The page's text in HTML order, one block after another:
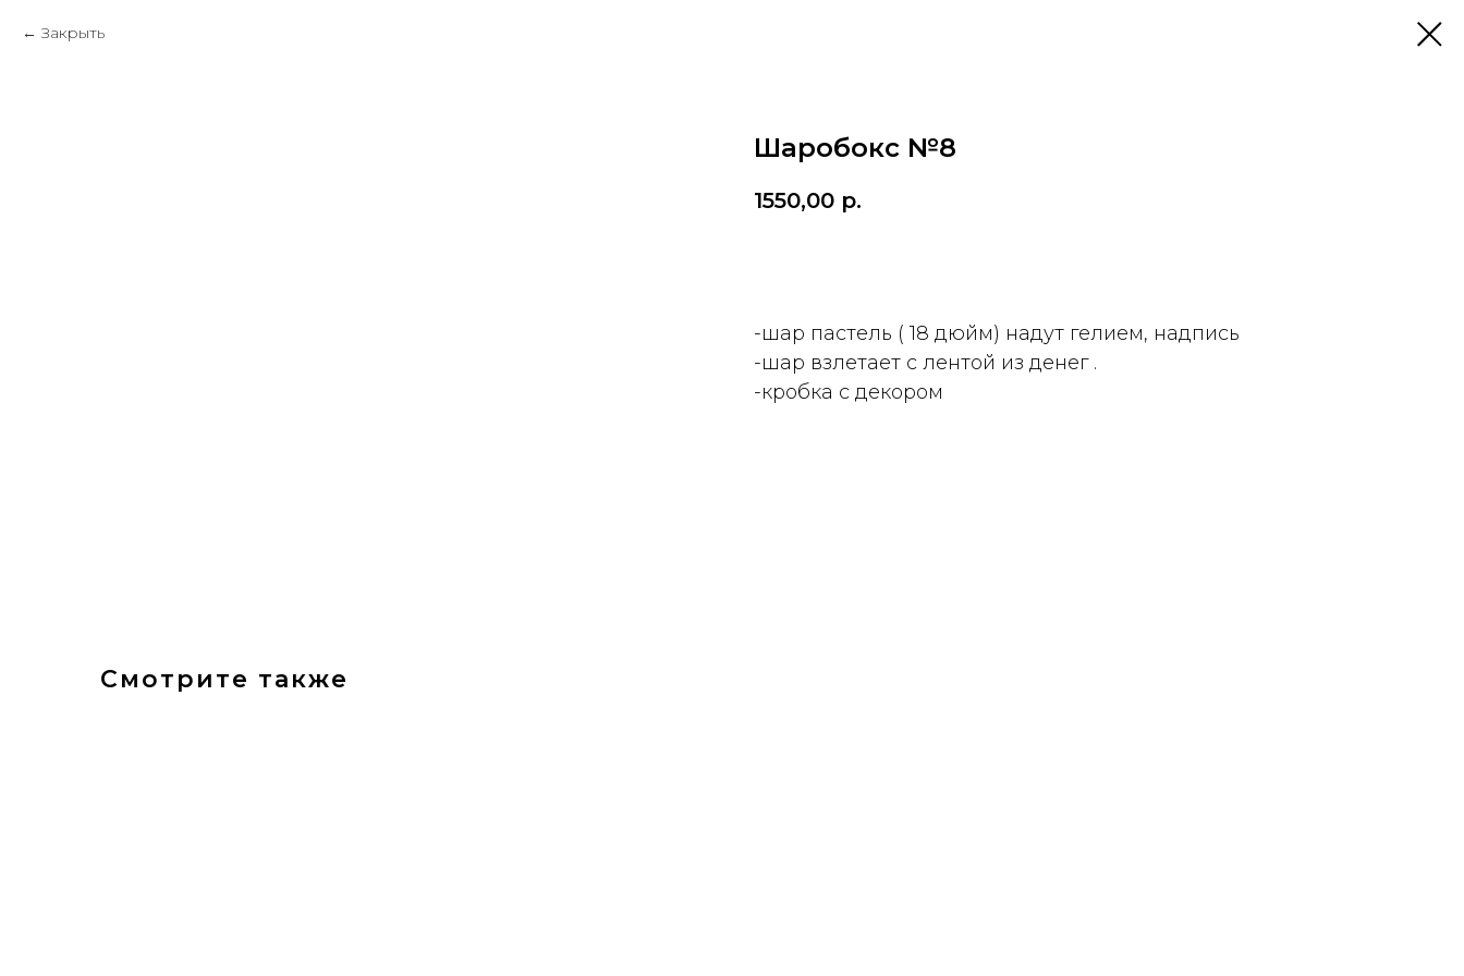
Закрыть
Шаробокс №8
1550,00 р.
-шар пастель ( 18 дюйм) надут гелием, надпись
-шар взлетает с лентой из денег .
-кробка с декором
Смотрите также